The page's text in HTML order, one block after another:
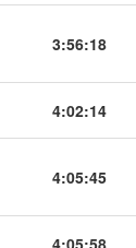
3:56:18
4:02:14
4:05:45
4:05:58